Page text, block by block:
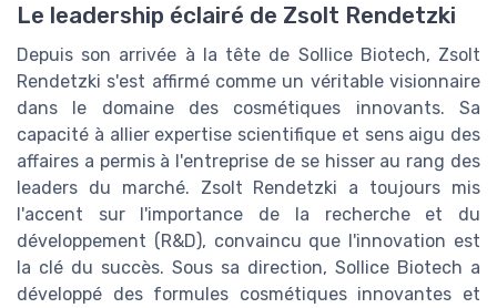
Le leadership éclairé de Zsolt Rendetzki
Depuis son arrivée à la tête de Sollice Biotech, Zsolt
Rendetzki s'est affirmé comme un véritable visionnaire
dans le domaine des cosmétiques innovants. Sa
capacité à allier expertise scientifique et sens aigu des
affaires a permis à l'entreprise de se hisser au rang des
leaders du marché. Zsolt Rendetzki a toujours mis
l'accent sur l'importance de la recherche et du
développement (R&D), convaincu que l'innovation est
la clé du succès. Sous sa direction, Sollice Biotech a
développé des formules cosmétiques innovantes et